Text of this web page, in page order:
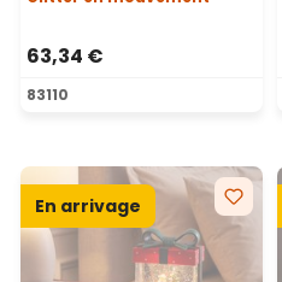
63,34 €
83110
En arrivage